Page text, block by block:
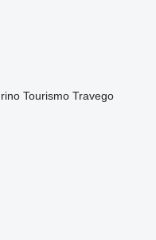
Tourismo Travego